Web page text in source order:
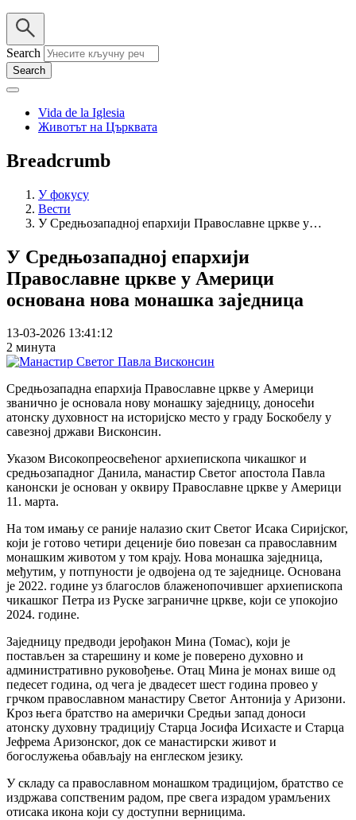
Search
Vida de la Iglesia
Животът на Църквата
Breadcrumb
У фокусу
Вести
У Средњозападној епархији Православне цркве у…
У Средњозападној епархији
Православне цркве у Америци
основана нова монашка заједница
13-03-2026 13:41:12
2 минута
Средњозападна епархија Православне цркве у Америци
званично је основала нову монашку заједницу, доносећи
атонску духовност на историјско место у граду Боскобелу у
савезној држави Висконсин.
Указом Високопреосвећеног архиепископа чикашког и
средњозападног Данила, манастир Светог апостола Павла
канонски је основан у оквиру Православне цркве у Америци
11. марта.
На том имању се раније налазио скит Светог Исака Сиријског,
који је готово четири деценије био повезан са православним
монашким животом у том крају. Нова монашка заједница,
међутим, у потпуности је одвојена од те заједнице. Основана
је 2022. године уз благослов блаженопочившег архиепископа
чикашког Петра из Руске заграничне цркве, који се упокојио
2024. године.
Заједницу предводи јерођакон Мина (Томас), који је
постављен за старешину и коме је поверено духовно и
административно руковођење. Отац Мина је монах више од
педесет година, од чега је двадесет шест година провео у
грчком православном манастиру Светог Антонија у Аризони.
Кроз њега братство на амерички Средњи запад доноси
атонску духовну традицију Старца Јосифа Исихасте и Старца
Јефрема Аризонског, док се манастирски живот и
богослужења обављају на енглеском језику.
У складу са православном монашком традицијом, братство се
издржава сопственим радом, пре свега израдом урамљених
отисака икона који су доступни верницима.